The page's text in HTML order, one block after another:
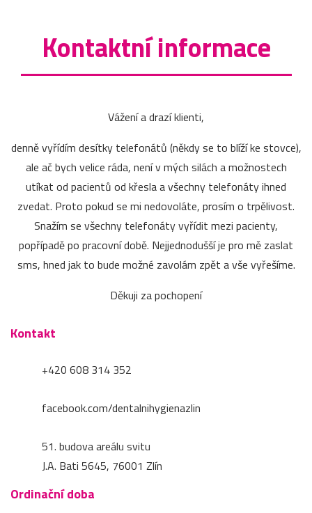
Kontaktní informace
Vážení a drazí klienti,
denně vyřídím desítky telefonátů (někdy se to blíží ke stovce),
ale ač bych velice ráda, není v mých silách a možnostech
utíkat od pacientů od křesla a všechny telefonáty ihned
zvedat. Proto pokud se mi nedovoláte, prosím o trpělivost.
Snažím se všechny telefonáty vyřídit mezi pacienty,
popřípadě po pracovní době. Nejjednodušší je pro mě zaslat
sms, hned jak to bude možné zavolám zpět a vše vyřešíme.
Děkuji za pochopení
Kontakt
+420 608 314 352
facebook.com/dentalnihygienazlin
51. budova areálu svitu
J.A. Bati 5645, 76001 Zlín
Ordinační doba